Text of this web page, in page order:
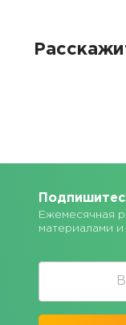
Ежемесячная
материалами